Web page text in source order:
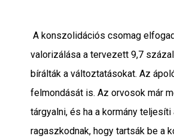
A konszolidációs csomag
valorizálása a tervezett 9,7
bírálták a változtatásokat. Az
felmondását is. Az orvosok már
tárgyalni, és ha a kormány
ragaszkodnak, hogy tartsák be a